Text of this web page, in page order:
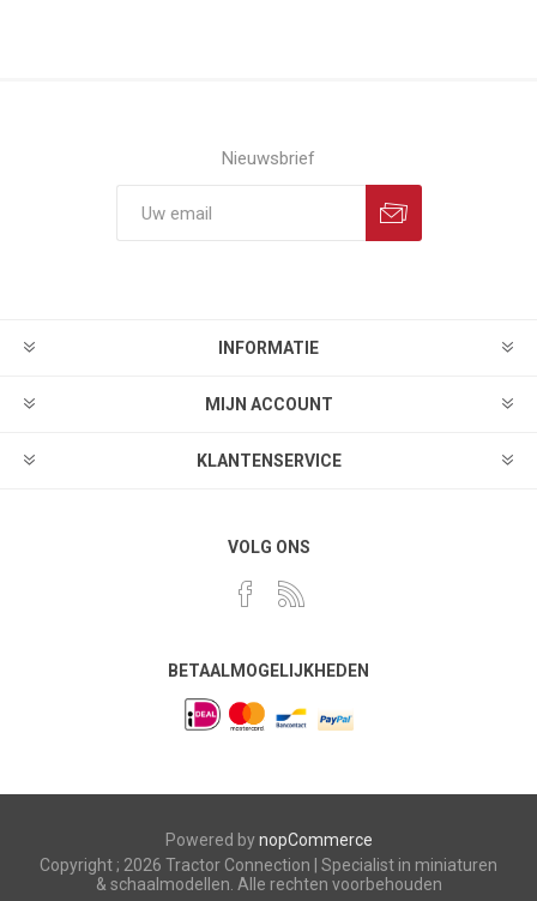
Nieuwsbrief
INFORMATIE
MIJN ACCOUNT
KLANTENSERVICE
VOLG ONS
BETAALMOGELIJKHEDEN
Powered bynopCommerce
Copyright ; 2026 Tractor Connection | Specialist in miniaturen
& schaalmodellen. Alle rechten voorbehouden